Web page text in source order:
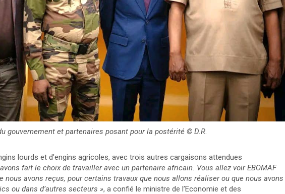
gouvernement et partenaires posant pour la postérité © D.R.
lourds et d’engins agricoles, avec trois autres cargaisons attendues
fait le choix de travailler avec un partenaire africain. Vous allez voir EBOMAF
avons reçus, pour certains travaux que nous allons réaliser ou que nous avons
ou dans d’autres secteurs », a confié le ministre de l’Economie et des